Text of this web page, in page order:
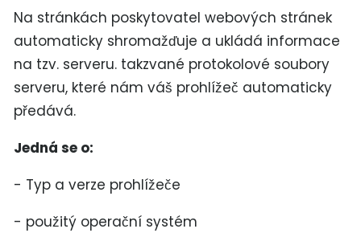
Na stránkách poskytovatel webových stránek
automaticky shromažďuje a ukládá informace
na tzv. serveru. takzvané protokolové soubory
serveru, které nám váš prohlížeč automaticky
předává.
Jedná se o:
- Typ a verze prohlížeče
- použitý operační systém